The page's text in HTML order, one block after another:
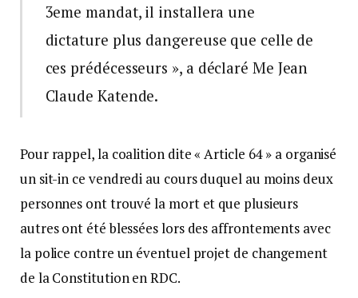
3eme mandat, il installera une
dictature plus dangereuse que celle de
ces prédécesseurs », a déclaré Me Jean
Claude Katende.
Pour rappel, la coalition dite « Article 64 » a organisé
un sit-in ce vendredi au cours duquel au moins deux
personnes ont trouvé la mort et que plusieurs
autres ont été blessées lors des affrontements avec
la police contre un éventuel projet de changement
de la Constitution en RDC.